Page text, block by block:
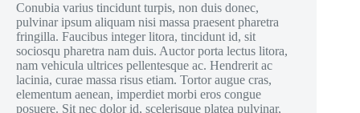
Conubia varius tincidunt turpis, non duis donec,
pulvinar ipsum aliquam nisi massa praesent pharetra
fringilla. Faucibus integer litora, tincidunt id, sit
sociosqu pharetra nam duis. Auctor porta lectus litora,
nam vehicula ultrices pellentesque ac. Hendrerit ac
lacinia, curae massa risus etiam. Tortor augue cras,
elementum aenean, imperdiet morbi eros congue
posuere. Sit nec dolor id, scelerisque platea pulvinar,